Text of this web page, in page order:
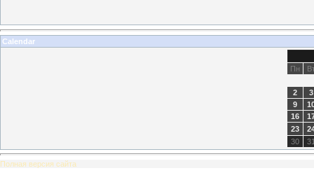
Calendar
Пн
2
3
9
16
23
30
Полная версия сайта